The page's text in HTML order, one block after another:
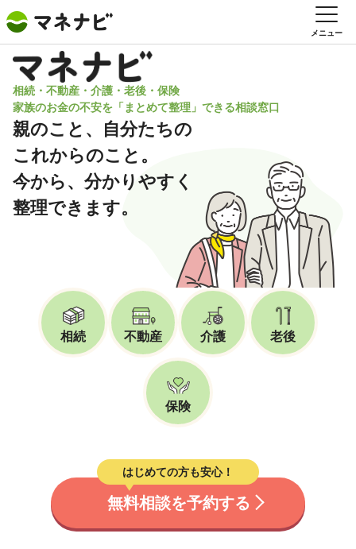
メニュー
相続・不動産・介護・老後・保険
家族のお金の不安を「まとめて整理」できる相談窓口
親のこと、自分たちの
これからのこと。
今から、分かりやすく
整理できます。
相続 不動産 介護 老後
保険
はじめての方も安心！
無料相談を予約する